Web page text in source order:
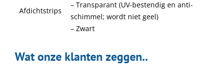
Afdichtstrips
– Transparant (UV-bestendig en anti-
schimmel; wordt niet geel)
– Zwart
Wat onze klanten zeggen..